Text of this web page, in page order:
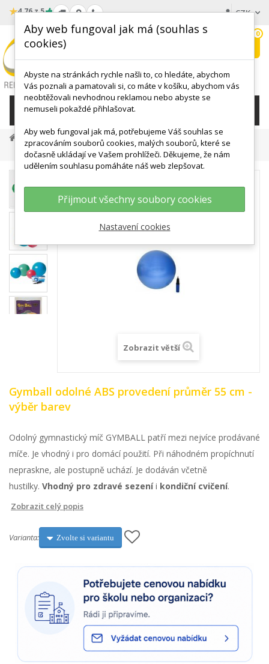
★4.76 z 5 CZK
wishlist
0
KATEGORIE
MÍČE, BALÓNY
Velké Cvičební Míče
Gymball Odolné ABS Provedení Průměr 55 Cm - Výběr Barev
Zobrazit větší
Gymball odolné ABS provedení průměr 55 cm -
výběr barev
Odolný gymnastický míč GYMBALL patří mezi nejvíce prodávané
míče. Je vhodný i pro domácí použití. Při náhodném propíchnutí
nepraskne, ale postupně uchází. Je dodáván včetně
hustilky. Vhodný pro zdravé sezeníi kondiční cvičení.
Zobrazit celý popis
Varianta: Zvolte si variantu
Aby web fungoval jak má (souhlas s
cookies)
Abyste na stránkách rychle našli to, co hledáte, abychom
Vás poznali a pamatovali si, co máte v košíku, abychom vás
neobtěžovali nevhodnou reklamou nebo abyste se
nemuseli pokaždé přihlašovat.
Aby web fungoval jak má, potřebujeme Váš souhlas se
zpracováním souborů cookies, malých souborů, které se
dočasně ukládají ve Vašem prohlížeči. Děkujeme, že nám
udělením souhlasu pomáháte náš web zlepšovat.
Přijmout všechny soubory cookies
Nastavení cookies